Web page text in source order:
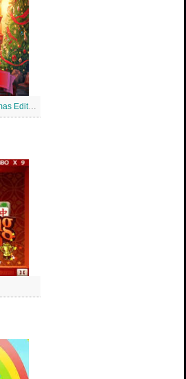
Mahjong at Home: Christmas Edition